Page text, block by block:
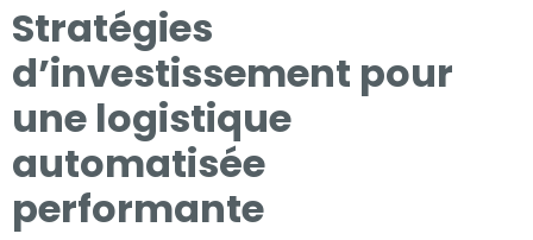
Stratégies
d’investissement pour
une logistique
automatisée
performante